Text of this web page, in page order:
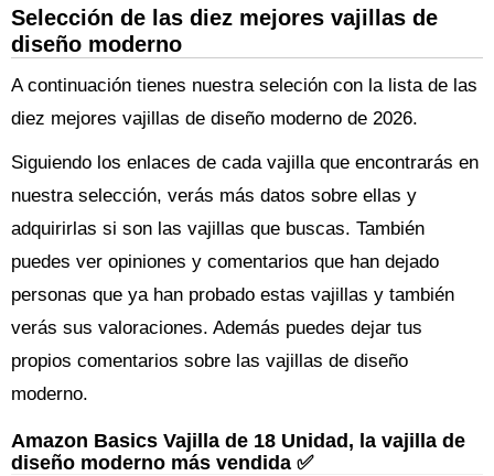
Selección de las diez mejores vajillas de
diseño moderno
A continuación tienes nuestra seleción con la lista de las
diez mejores vajillas de diseño moderno de 2026.
Siguiendo los enlaces de cada vajilla que encontrarás en
nuestra selección, verás más datos sobre ellas y
adquirirlas si son las vajillas que buscas. También
puedes ver opiniones y comentarios que han dejado
personas que ya han probado estas vajillas y también
verás sus valoraciones. Además puedes dejar tus
propios comentarios sobre las vajillas de diseño
moderno.
Amazon Basics Vajilla de 18 Unidad, la vajilla de
diseño moderno más vendida ✅